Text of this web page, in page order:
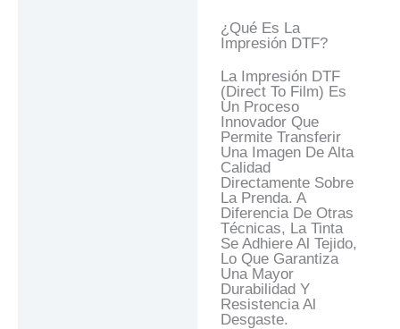
¿Qué Es La
Impresión DTF?
La Impresión DTF
(Direct To Film) Es
Un Proceso
Innovador Que
Permite Transferir
Una Imagen De Alta
Calidad
Directamente Sobre
La Prenda. A
Diferencia De Otras
Técnicas, La Tinta
Se Adhiere Al Tejido,
Lo Que Garantiza
Una Mayor
Durabilidad Y
Resistencia Al
Desgaste.